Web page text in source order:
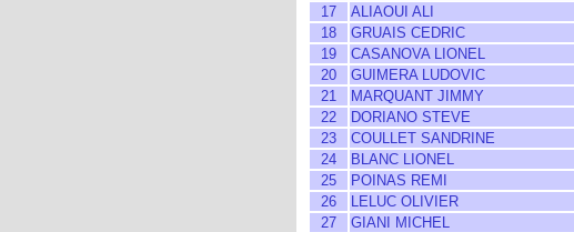
17
ALIAOUI ALI
18
GRUAIS CEDRIC
19
CASANOVA LIONEL
20
GUIMERA LUDOVIC
21
MARQUANT JIMMY
22
DORIANO STEVE
23
COULLET SANDRINE
24
BLANC LIONEL
25
POINAS REMI
26
LELUC OLIVIER
27
GIANI MICHEL